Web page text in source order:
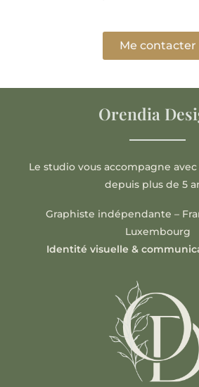
Me contacter
Orendia
Le studio vous accompagne
depuis plus de 5
Graphiste indépendante –
Luxembourg
Identité visuelle &